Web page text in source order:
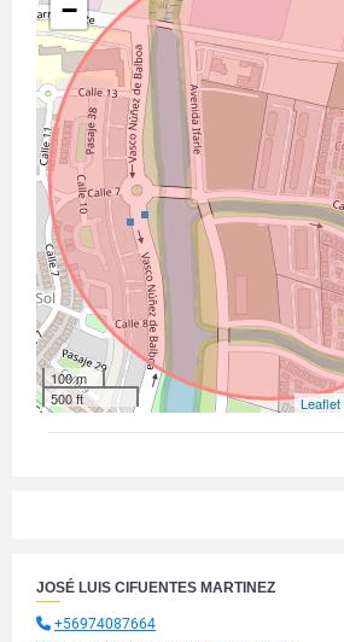
−
100 m
500 ft
Leaflet
JOSÉ LUIS CIFUENTES MARTINEZ
+56974087664